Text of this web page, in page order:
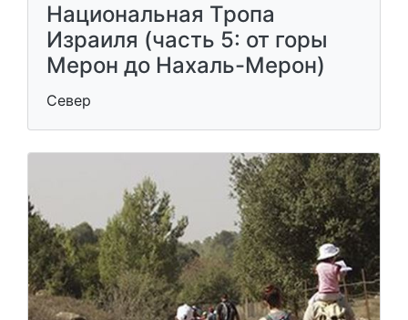
Национальная Тропа
Израиля (часть 5: от горы
Мерон до Нахаль-Мерон)
Север